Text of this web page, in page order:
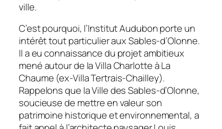
ville.
C’est pourquoi, l’Institut Audubon porte un
intérêt tout particulier aux Sables-d’Olonne.
Il a eu connaissance du projet ambitieux
mené autour de la Villa Charlotte à La
Chaume (ex-Villa Tertrais-Chailley).
Rappelons que la Ville des Sables-d’Olonne,
soucieuse de mettre en valeur son
patrimoine historique et environnemental, a